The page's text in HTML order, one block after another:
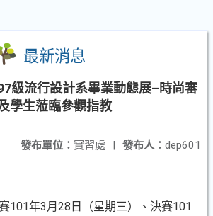
最新消息
級流行設計系畢業動態展–時尚審
學生蒞臨參觀指教
發布人： dep601
發布單位： 實習處 |
101年3月28日（星期三）、決賽101